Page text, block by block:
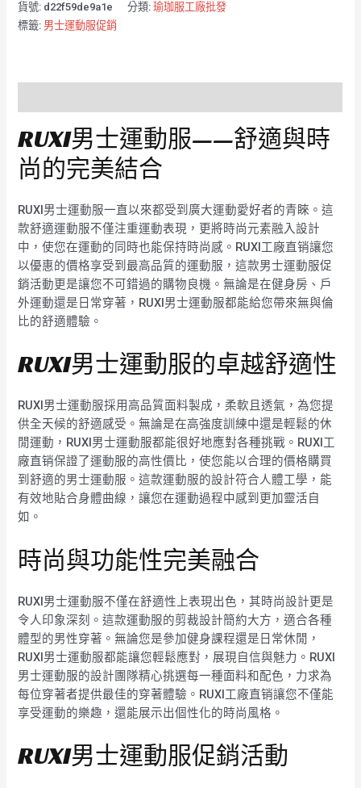
貨號: d22f59de9a1e 分類:瑜珈服工廠批發
標籤: 男士運動服促銷
RUXI男士運動服——舒適與時
尚的完美結合
RUXI男士運動服一直以來都受到廣大運動愛好者的青睞。這
款舒適運動服不僅注重運動表現，更將時尚元素融入設計
中，使您在運動的同時也能保持時尚感。RUXI工廠直销讓您
以優惠的價格享受到最高品質的運動服，這款男士運動服促
銷活動更是讓您不可錯過的購物良機。無論是在健身房、戶
外運動還是日常穿著，RUXI男士運動服都能給您帶來無與倫
比的舒適體驗。
RUXI男士運動服的卓越舒適性
RUXI男士運動服採用高品質面料製成，柔軟且透氣，為您提
供全天候的舒適感受。無論是在高強度訓練中還是輕鬆的休
閒運動，RUXI男士運動服都能很好地應對各種挑戰。RUXI工
廠直销保證了運動服的高性價比，使您能以合理的價格購買
到舒適的男士運動服。這款運動服的設計符合人體工學，能
有效地貼合身體曲線，讓您在運動過程中感到更加靈活自
如。
時尚與功能性完美融合
RUXI男士運動服不僅在舒適性上表現出色，其時尚設計更是
令人印象深刻。這款運動服的剪裁設計簡約大方，適合各種
體型的男性穿著。無論您是參加健身課程還是日常休閒，
RUXI男士運動服都能讓您輕鬆應對，展現自信與魅力。RUXI
男士運動服的設計團隊精心挑選每一種面料和配色，力求為
每位穿著者提供最佳的穿著體驗。RUXI工廠直销讓您不僅能
享受運動的樂趣，還能展示出個性化的時尚風格。
RUXI男士運動服促銷活動